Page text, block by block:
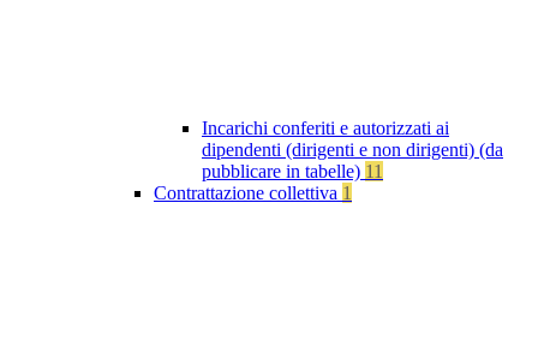
Incarichi conferiti e autorizzati ai
dipendenti (dirigenti e non dirigenti) (da
pubblicare in tabelle) 11
Contrattazione collettiva 1